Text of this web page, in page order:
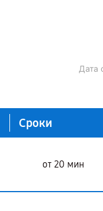
Дата
Сроки
от 20 мин